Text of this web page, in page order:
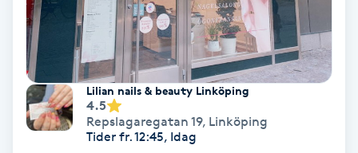
Face framing
Faceliftmassage
Fet hårbotten
Lilian nails & beauty Linköping
4.5
Repslagaregatan 19, Linköping
Tider fr. 12:45, Idag